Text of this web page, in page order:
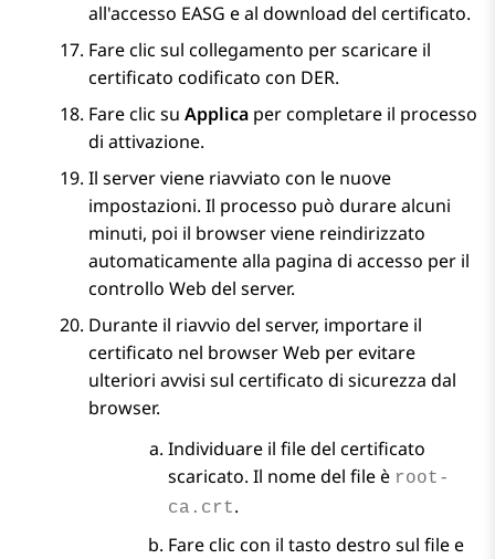
all'accesso EASG e al download del certificato.
Fare clic sul collegamento per scaricare il
certificato codificato con DER.
Fare clic su Applica per completare il processo
di attivazione.
Il server viene riavviato con le nuove
impostazioni. Il processo può durare alcuni
minuti, poi il browser viene reindirizzato
automaticamente alla pagina di accesso per il
controllo Web del server.
Durante il riavvio del server, importare il
certificato nel browser Web per evitare
ulteriori avvisi sul certificato di sicurezza dal
browser.
Individuare il file del certificato
scaricato. Il nome del file è root-
ca.crt.
Fare clic con il tasto destro sul file e